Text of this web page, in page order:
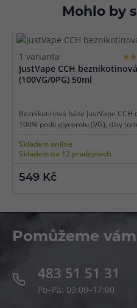
Mohlo by
1 varianta
JustVape CCH
(100VG/0PG) 50ml
Beznikotinová báze JustVape CCH
100% podíl glycerolu (VG), díky
používané pro extrémní tvorbu páry
získání té nejlepší chuti. Bázi lze
či salt boostery.
Skladem online
Skladem na 12 prodejnách
549 Kč
Pomůžeme
483 51 51 31
Po–Pá: 09:00–17:00